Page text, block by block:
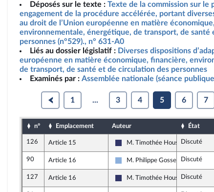
Déposés sur le texte : Texte de la commission sur le
engagement de la procédure accélérée, portant
au droit de l’Union européenne en matière
environnementale, énergétique, de transport, de santé
personnes (n°529)., n° 631-A0
Liés au dossier législatif : Diverses dispositions
européenne en matière économique, financière,
de transport, de santé et de circulation des personnes
Examinés par : Assemblée nationale (séance
1 ... 3 4 5 6 7
n° Emplacement Auteur État
126 Article 15
Rassemblement National
M. Timothée HoussinDiscuté
90 Article 16
Droite Républicaine
M. Philippe GosselinDiscuté
127 Article 16
Rassemblement National
M. Timothée HoussinDiscuté